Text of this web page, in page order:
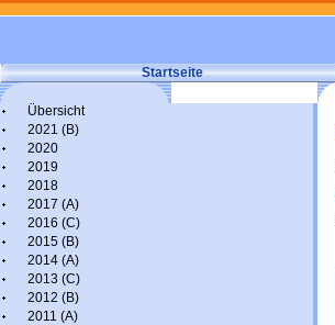
Startseite
Übersicht
2021 (B)
2020
2019
2018
2017 (A)
2016 (C)
2015 (B)
2014 (A)
2013 (C)
2012 (B)
2011 (A)